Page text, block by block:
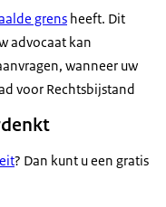
grens heeft. Dit
advocaat kan
wanneer uw
voor Rechtsbijstand
? Dan kunt u een gratis